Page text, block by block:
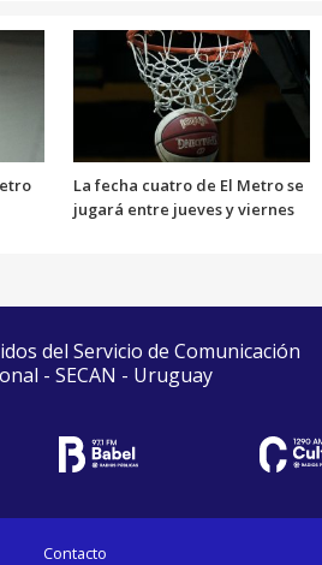
La fecha cuatro de El Metro se
jugará entre jueves y viernes
del Servicio de Comunicación
- SECAN - Uruguay
Contacto